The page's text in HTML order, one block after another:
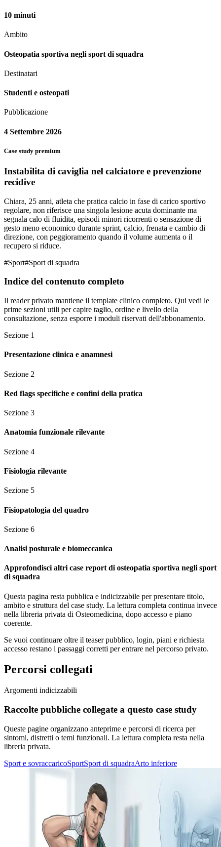
10 minuti
Ambito
Osteopatia sportiva negli sport di squadra
Destinatari
Studenti e osteopati
Pubblicazione
4 Settembre 2026
Case study premium
Instabilita di caviglia nel calciatore e prevenzione
recidive
Chiara, 25 anni, atleta che pratica calcio in fase di carico sportivo
regolare, non riferisce una singola lesione acuta dominante ma
segnala calo di fluidita, episodi minori ricorrenti o sensazione di
gesto meno economico durante sprint, calcio, frenata e cambio di
direzione, con peggioramento quando il volume aumenta o il
recupero si riduce.
#Sport#Sport di squadra
Indice del contenuto completo
Il reader privato mantiene il template clinico completo. Qui vedi le
prime sezioni utili per capire taglio, ordine e livello della
consultazione, senza esporre i moduli riservati dell'abbonamento.
Sezione 1
Presentazione clinica e anamnesi
Sezione 2
Red flags specifiche e confini della pratica
Sezione 3
Anatomia funzionale rilevante
Sezione 4
Fisiologia rilevante
Sezione 5
Fisiopatologia del quadro
Sezione 6
Analisi posturale e biomeccanica
Approfondisci altri case report di osteopatia sportiva negli sport
di squadra
Questa pagina resta pubblica e indicizzabile per presentare titolo,
ambito e struttura del case study. La lettura completa continua invece
nella libreria privata di Osteomedicina, dopo accesso e piano
coerente.
Se vuoi continuare oltre il teaser pubblico, login, piani e richiesta
accesso restano i passaggi corretti per entrare nel percorso privato.
Percorsi collegati
Argomenti indicizzabili
Raccolte pubbliche collegate a questo case study
Queste pagine organizzano anteprime e percorsi di ricerca per
sintomi, distretti o temi funzionali. La lettura completa resta nella
libreria privata.
Sport e sovraccaricoSportSport di squadraArto inferiore